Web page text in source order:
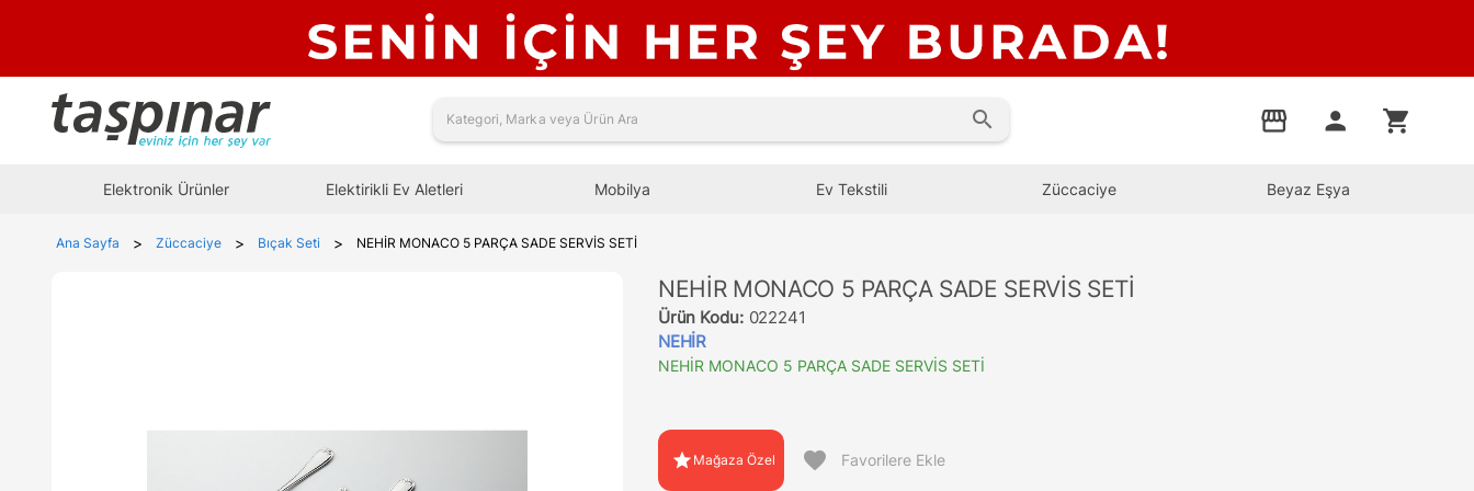
search storefront person shopping_cart
Elektronik Ürünler Elektirikli Ev Aletleri Mobilya Ev Tekstili Züccaciye Beyaz Eşya
Ana Sayfa > Züccaciye > Bıçak Seti > NEHİR MONACO 5 PARÇA SADE SERVİS SETİ
NEHİR MONACO 5 PARÇA SADE SERVİS SETİ
Ürün Kodu: 022241
NEHİR
NEHİR MONACO 5 PARÇA SADE SERVİS SETİ
star Mağaza Özel favorite Favorilere Ekle